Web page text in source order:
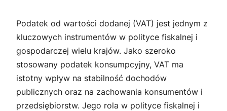
Podatek od wartości dodanej (VAT) jest jednym z
kluczowych instrumentów w polityce fiskalnej i
gospodarczej wielu krajów. Jako szeroko
stosowany podatek konsumpcyjny, VAT ma
istotny wpływ na stabilność dochodów
publicznych oraz na zachowania konsumentów i
przedsiębiorstw. Jego rola w polityce fiskalnej i